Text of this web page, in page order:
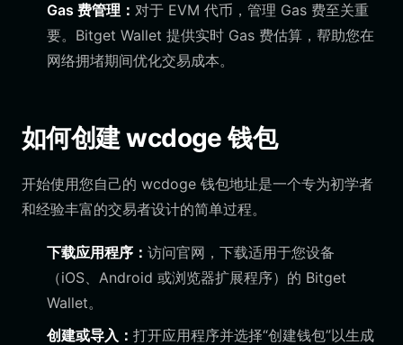
Gas 费管理： 对于 EVM 代币，管理 Gas 费至关重
要。Bitget Wallet 提供实时 Gas 费估算，帮助您在
网络拥堵期间优化交易成本。
如何创建 wcdoge 钱包
开始使用您自己的 wcdoge 钱包地址是一个专为初学者
和经验丰富的交易者设计的简单过程。
下载应用程序： 访问官网，下载适用于您设备
（iOS、Android 或浏览器扩展程序）的 Bitget
Wallet。
创建或导入： 打开应用程序并选择“创建钱包”以生成